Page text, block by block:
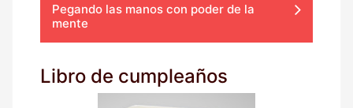
Pegando las manos con poder de la
mente
Libro de cumpleaños